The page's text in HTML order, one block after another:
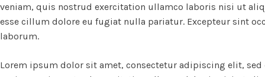
veniam, quis nostrud exercitation ullamco laboris nisi ut
esse cillum dolore eu fugiat nulla pariatur. Excepteur sint
laborum.
Lorem ipsum dolor sit amet, consectetur adipiscing elit,